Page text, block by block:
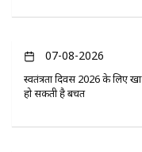
07-08-2026
स्वतंत्रता दिवस 2026 के
हो सकती है बचत